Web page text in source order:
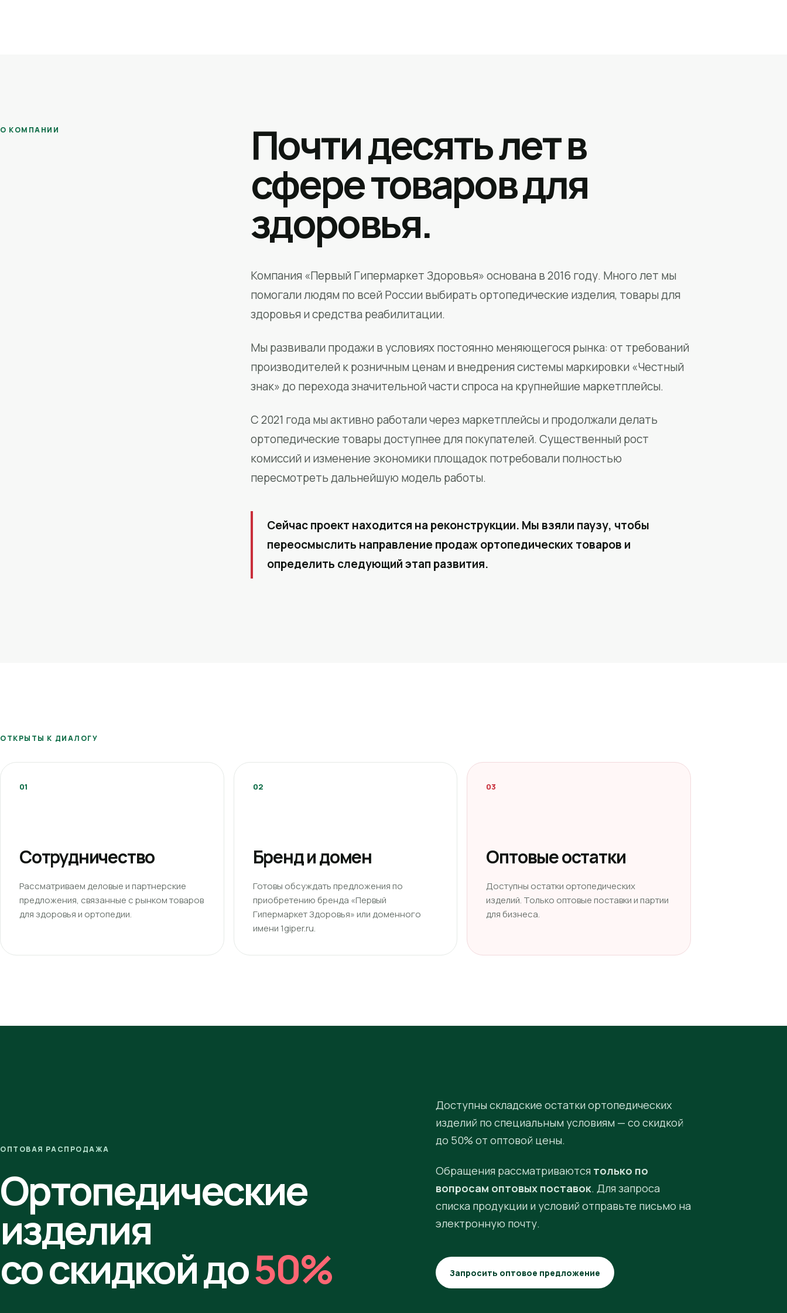
О КОМПАНИИ Почти десять лет в
сфере товаров для
здоровья.
Компания «Первый Гипермаркет Здоровья» основана в 2016 году. Много лет мы
помогали людям по всей России выбирать ортопедические изделия, товары для
здоровья и средства реабилитации.
Мы развивали продажи в условиях постоянно меняющегося рынка: от требований
производителей к розничным ценам и внедрения системы маркировки «Честный
знак» до перехода значительной части спроса на крупнейшие маркетплейсы.
С 2021 года мы активно работали через маркетплейсы и продолжали делать
ортопедические товары доступнее для покупателей. Существенный рост
комиссий и изменение экономики площадок потребовали полностью
пересмотреть дальнейшую модель работы.
Сейчас проект находится на реконструкции. Мы взяли паузу, чтобы
переосмыслить направление продаж ортопедических товаров и
определить следующий этап развития.
ОТКРЫТЫ К ДИАЛОГУ
01
Сотрудничество
Рассматриваем деловые и партнерские
предложения, связанные с рынком товаров
для здоровья и ортопедии.
02
Бренд и домен
Готовы обсуждать предложения по
приобретению бренда «Первый
Гипермаркет Здоровья» или доменного
имени 1giper.ru.
03
Оптовые остатки
Доступны остатки ортопедических
изделий. Только оптовые поставки и партии
для бизнеса.
ОПТОВАЯ РАСПРОДАЖА
Ортопедические
изделия
со скидкой до50%
Доступны складские остатки ортопедических
изделий по специальным условиям — со скидкой
до 50% от оптовой цены.
Обращения рассматриваются только по
вопросам оптовых поставок. Для запроса
списка продукции и условий отправьте письмо на
электронную почту.
Запросить оптовое предложение